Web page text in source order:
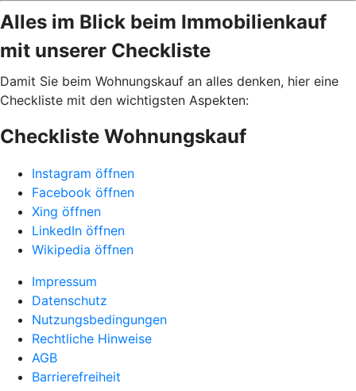
Alles im Blick beim Immobilienkauf
mit unserer Checkliste
Damit Sie beim Wohnungskauf an alles denken, hier eine
Checkliste mit den wichtigsten Aspekten:
Checkliste Wohnungskauf
Instagram öffnen
Facebook öffnen
Xing öffnen
LinkedIn öffnen
Wikipedia öffnen
Impressum
Datenschutz
Nutzungsbedingungen
Rechtliche Hinweise
AGB
Barrierefreiheit